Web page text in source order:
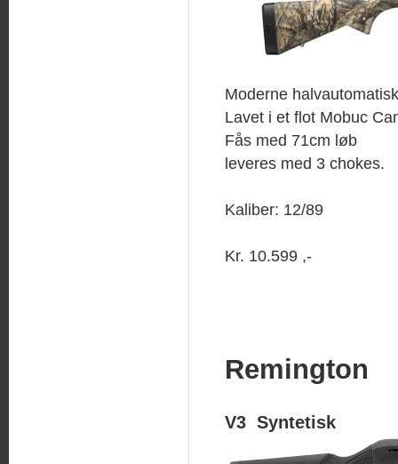
Moderne
Lavet i et flot Mobuc
Fås med 71cm løb
leveres med 3 chokes.
Kaliber: 12/89
Kr. 10.599 ,-
Remington
V3 Syntetisk